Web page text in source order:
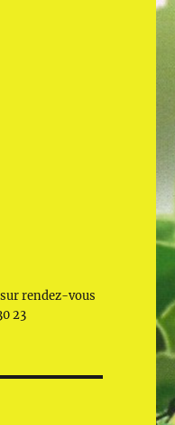
rendez-vous
23